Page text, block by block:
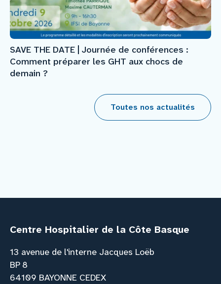
SAVE THE DATE | Journée de conférences :
Comment préparer les GHT aux chocs de
demain ?
Toutes nos actualités
Centre Hospitalier de la Côte Basque
13 avenue de l'interne Jacques Loëb
BP 8
64109 BAYONNE CEDEX